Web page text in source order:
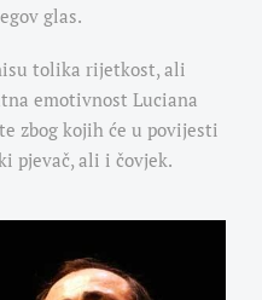
glas.
tolika rijetkost, ali
emotivnost Luciana
zbog kojih će u povijesti
pjevač, ali i čovjek.